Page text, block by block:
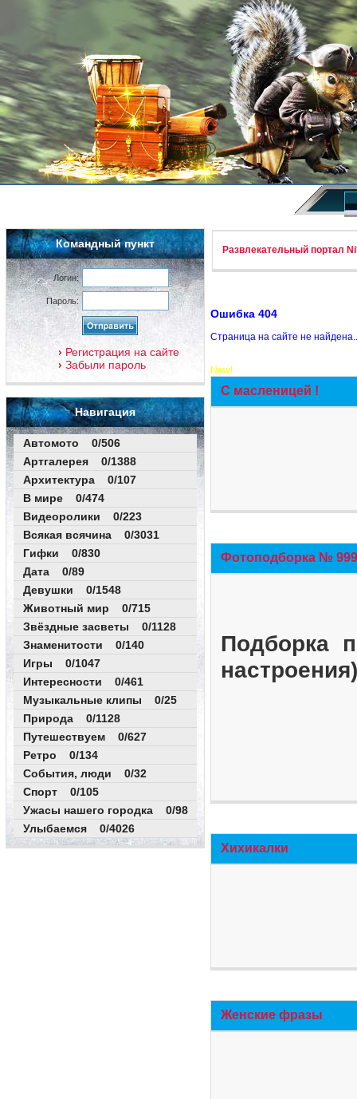
Командный пункт
Логин:
Пароль:
Регистрация на сайте
Забыли пароль
Навигация
Автомото 0/506
Артгалерея 0/1388
Архитектура 0/107
В мире 0/474
Видеоролики 0/223
Всякая всячина 0/3031
Гифки 0/830
Дата 0/89
Девушки 0/1548
Животный мир 0/715
Звёздные засветы 0/1128
Знаменитости 0/140
Игры 0/1047
Интересности 0/461
Музыкальные клипы 0/25
Природа 0/1128
Путешествуем 0/627
Ретро 0/134
События, люди 0/32
Спорт 0/105
Ужасы нашего городка 0/98
Улыбаемся 0/4026
Развлекательный портал
Ошибка 404
Страница на сайте не
New!
С масленицей !
Фотоподборка №
Подборка
Хихикалки
Женские фразы